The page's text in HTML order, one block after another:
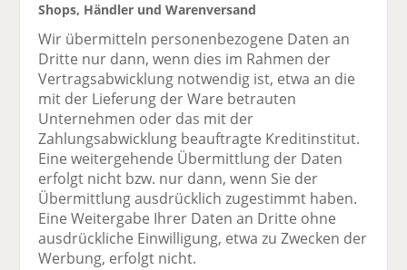
Shops, Händler und Warenversand
Wir übermitteln personenbezogene Daten an
Dritte nur dann, wenn dies im Rahmen der
Vertragsabwicklung notwendig ist, etwa an die
mit der Lieferung der Ware betrauten
Unternehmen oder das mit der
Zahlungsabwicklung beauftragte Kreditinstitut.
Eine weitergehende Übermittlung der Daten
erfolgt nicht bzw. nur dann, wenn Sie der
Übermittlung ausdrücklich zugestimmt haben.
Eine Weitergabe Ihrer Daten an Dritte ohne
ausdrückliche Einwilligung, etwa zu Zwecken der
Werbung, erfolgt nicht.